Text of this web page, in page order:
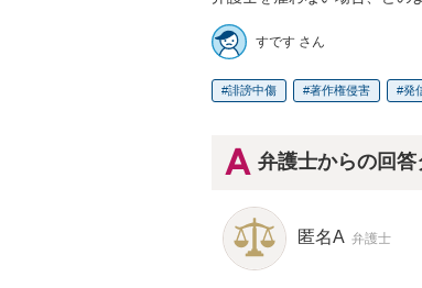
すです さん
誹謗中傷 著作権侵害 発
弁護士からの回
匿名A 弁護士